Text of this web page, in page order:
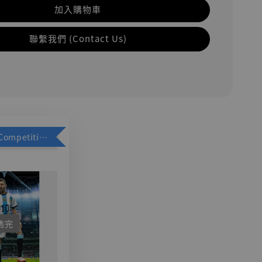
加入購物車
聯繫我們 (Contact Us)
加購優惠【Competitive Toys 梅西 [CM001]】
完